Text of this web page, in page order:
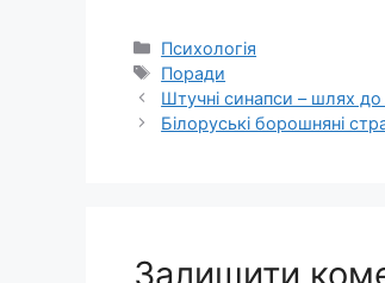
Категорії
Психологія
Позначки
Поради
Штучні синапси – шлях
Білоруські борошняні
Залишити